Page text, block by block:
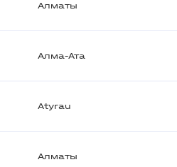
Алматы
Алма-Ата
Atyrau
Алматы